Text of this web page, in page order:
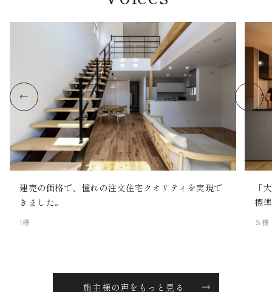
建売の価格で、憧れの注文住宅クオリティを実現で
きました。
I様
「
標
Ｓ様
施主様の声をもっと見る